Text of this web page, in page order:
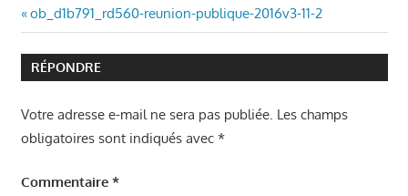
Navigation
de
l’article
Article
précédent
:
ob_d1b791_rd560-reunion-publique-2016v3-11-2
RÉPONDRE
Votre adresse e-mail ne sera pas publiée. Les champs
obligatoires sont indiqués avec *
Commentaire *